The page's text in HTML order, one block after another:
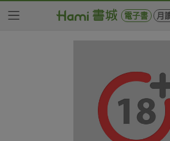
電子書 月